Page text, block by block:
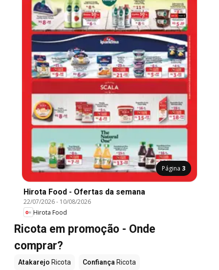
Página 3
Hirota Food - Ofertas da semana
22/07/2026- 10/08/2026
Hirota Food
Ricota em promoção - Onde
comprar?
Atakarejo Ricota Confiança Ricota